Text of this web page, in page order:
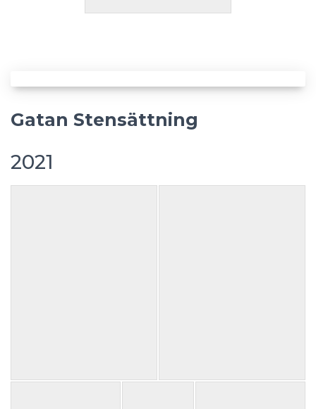
Gatan Stensättning
2021